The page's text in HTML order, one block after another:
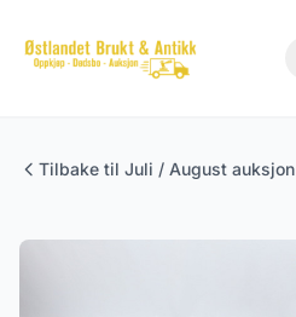
Tilbake til Juli / August auksjon